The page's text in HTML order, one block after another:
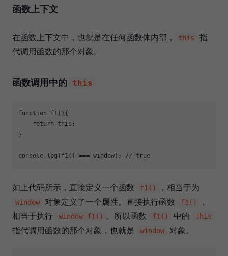
函数上下文
在函数上下文中，也就是在任何函数体内部， this
指
代调用函数的那个对象。
函数调用中的 this
function f1( ) {
return
this ;
}
console .log(f1() === window ); // true
如上代码所示，直接定义一个函数 f1() ，相当于为
window 对象定义了一个属性。直接执行函数 f1()
，
相当于执行
window.f1() 。所以函数 f1() 中的 this
指代调用函数的那个对象，也就是 window 对象。